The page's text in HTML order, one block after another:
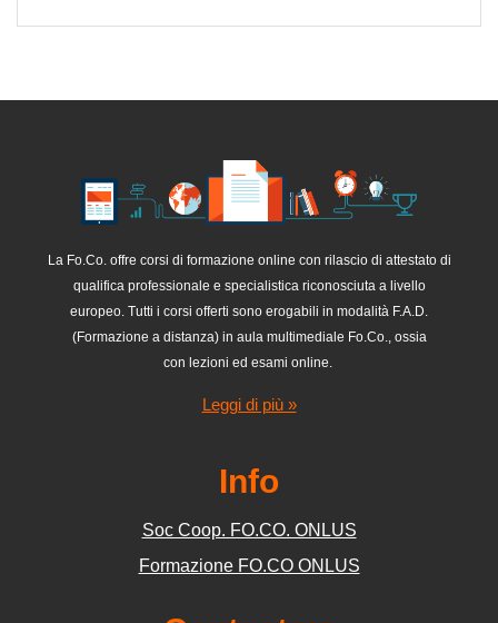
La Fo.Co. offre corsi di formazione online con rilascio di attestato di
qualifica professionale e specialistica riconosciuta a livello
europeo . Tutti i corsi offerti sono erogabili in modalità F.A.D.
(Formazione a distanza) in aula multimediale Fo.Co., ossia
con lezioni ed esami online
Leggi di più »
Info
Soc Coop. FO.CO. ONLUS
Formazione FO.CO ONLUS